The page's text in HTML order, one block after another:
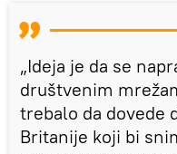
„Ideja je da se
društvenim
trebalo da dovede
Britanije koji bi